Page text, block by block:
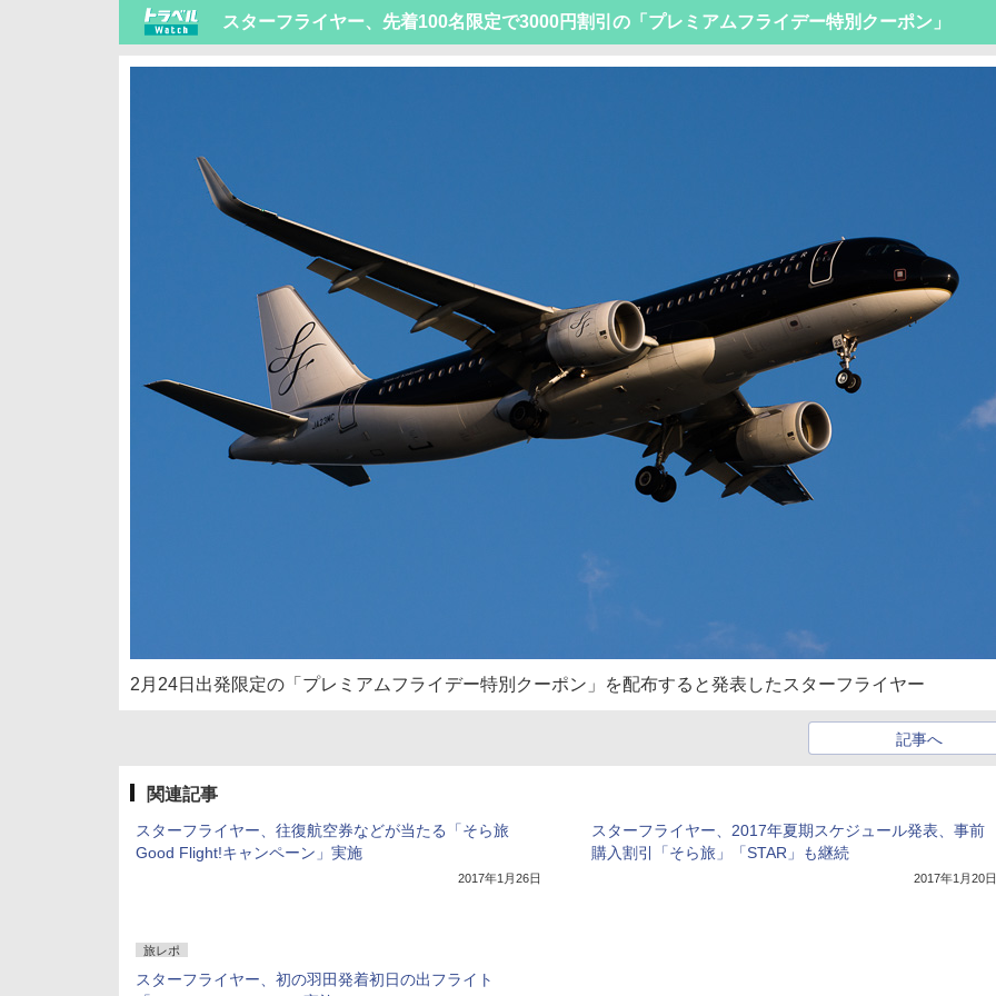
スターフライヤー、先着100名限定で3000円割引の「プレミアムフライデー特別クーポン」
2月24日出発限定の「プレミアムフライデー特別クーポン」を配布すると発表したスターフライヤー
記事へ
関連記事
スターフライヤー、往復航空券などが当たる「そら旅
Good Flight!キャンペーン」実施
2017年1月26日
スターフライヤー、2017年夏期スケジュール発表、事前
購入割引「そら旅」「STAR」も継続
2017年1月20日
旅レポ
スターフライヤー、初の羽田発着初日の出フライト